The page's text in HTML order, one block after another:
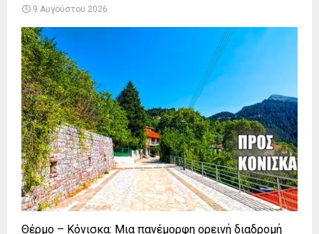
9 Αυγούστου 2026
Θέρμο – Κόνισκα: Μια πανέμορφη ορεινή διαδρομή